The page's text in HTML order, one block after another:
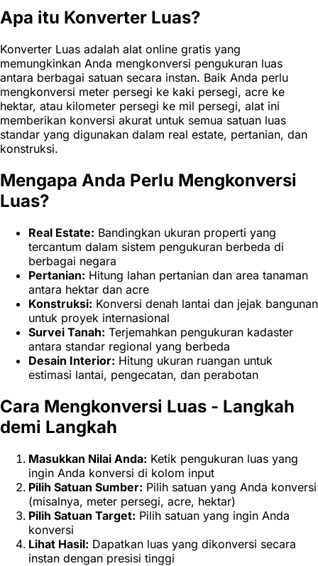
Apa itu Konverter Luas?
Konverter Luas adalah alat online gratis yang
memungkinkan Anda mengkonversi pengukuran luas
antara berbagai satuan secara instan. Baik Anda perlu
mengkonversi meter persegi ke kaki persegi, acre ke
hektar, atau kilometer persegi ke mil persegi, alat ini
memberikan konversi akurat untuk semua satuan luas
standar yang digunakan dalam real estate, pertanian, dan
konstruksi.
Mengapa Anda Perlu Mengkonversi
Luas?
Real Estate: Bandingkan ukuran properti yang
tercantum dalam sistem pengukuran berbeda di
berbagai negara
Pertanian: Hitung lahan pertanian dan area tanaman
antara hektar dan acre
Konstruksi: Konversi denah lantai dan jejak bangunan
untuk proyek internasional
Survei Tanah: Terjemahkan pengukuran kadaster
antara standar regional yang berbeda
Desain Interior: Hitung ukuran ruangan untuk
estimasi lantai, pengecatan, dan perabotan
Cara Mengkonversi Luas - Langkah
demi Langkah
Masukkan Nilai Anda: Ketik pengukuran luas yang
ingin Anda konversi di kolom input
Pilih Satuan Sumber: Pilih satuan yang Anda konversi
(misalnya, meter persegi, acre, hektar)
Pilih Satuan Target: Pilih satuan yang ingin Anda
konversi
Lihat Hasil: Dapatkan luas yang dikonversi secara
instan dengan presisi tinggi